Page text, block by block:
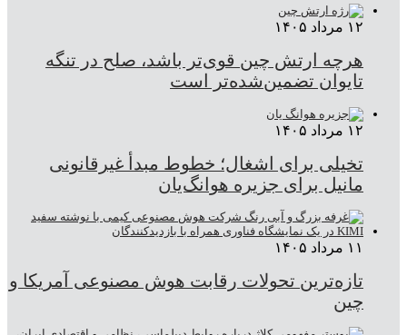
۱۲ مرداد ۱۴۰۵
هرچه ارتش چین قوی‌تر باشد، صلح در تنگه
تایوان تضمین‌شده‌تر است
۱۲ مرداد ۱۴۰۵
تخیلی برای اشغال؛ خطوط مبدأ غیرقانونی
مانیل برای جزیره هوانگ‌یان
۱۱ مرداد ۱۴۰۵
تازه‌ترین تحولات رقابت هوش مصنوعی آمریکا و
چین